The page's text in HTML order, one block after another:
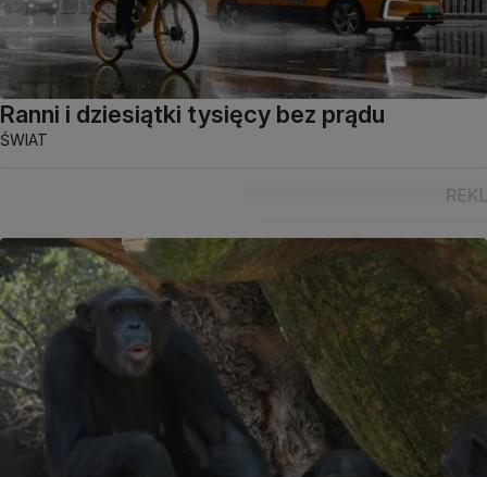
Ranni i dziesiątki tysięcy bez prądu
ŚWIAT